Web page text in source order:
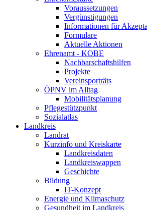
Voraussetzungen
Vergünstigungen
Informationen für
Formulare
Aktuelle Aktionen
Ehrenamt - KOBE
Nachbarschaftshilfen
Projekte
Vereinsporträts
ÖPNV im Alltag
Mobilitätsplanung
Pflegestützpunkt
Sozialatlas
Landkreis
Landrat
Kurzinfo und Kreiskarte
Landkreisdaten
Landkreiswappen
Geschichte
Bildung
IT-Konzept
Energie und Klimaschutz
Gesundheit im Landkreis